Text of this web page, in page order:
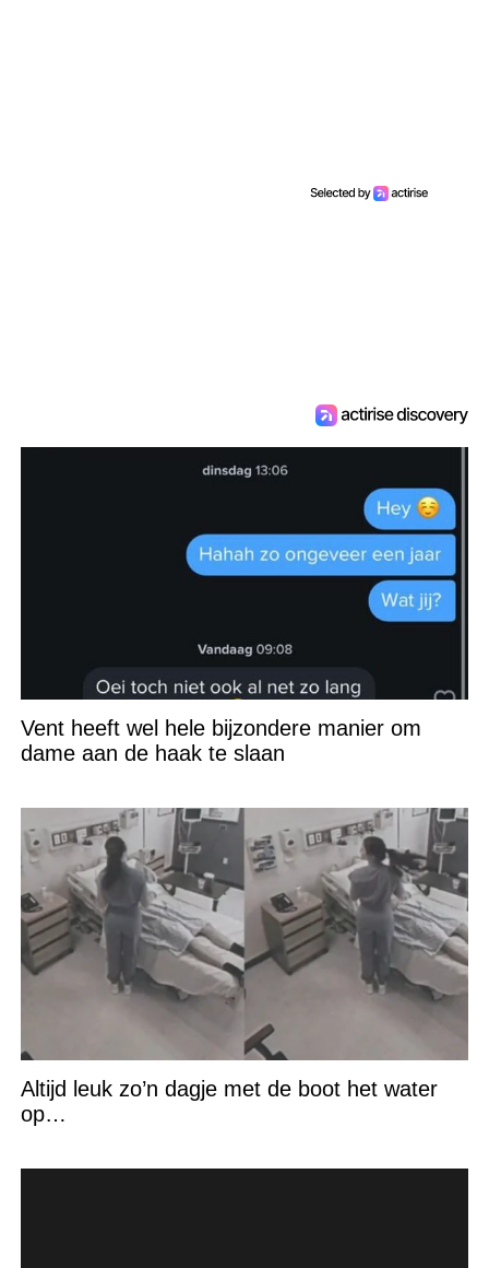
Vent heeft wel hele bijzondere manier om
dame aan de haak te slaan
Altijd leuk zo’n dagje met de boot het water
op…